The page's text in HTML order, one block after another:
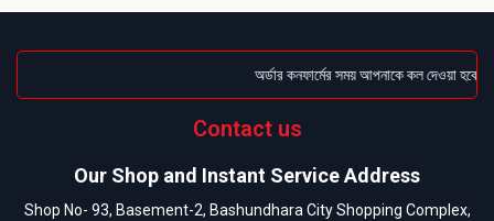
অর্ডার কনফার্মের সময় আপনাকে কল দেওয়া হবে
Contact us
Our Shop and Instant Service Address
Shop No- 93, Basement-2, Bashundhara City Shopping Complex,